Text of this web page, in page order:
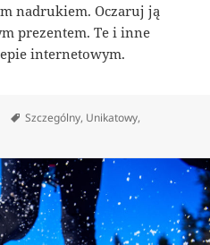
nadrukiem. Oczaruj ją
prezentem. Te i inne
internetowym.
Tagi
Szczególny, Unikatowy,